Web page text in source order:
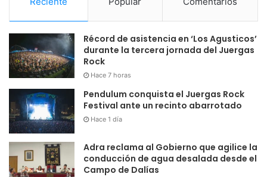
Récord de asistencia en ‘Los Agusticos’
durante la tercera jornada del Juergas
Rock
Hace 7 horas
Pendulum conquista el Juergas Rock
Festival ante un recinto abarrotado
Hace 1 día
Adra reclama al Gobierno que agilice la
conducción de agua desalada desde el
Campo de Dalías